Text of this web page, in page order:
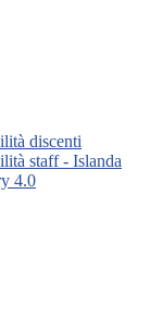
discenti
staff - Islanda
4.0